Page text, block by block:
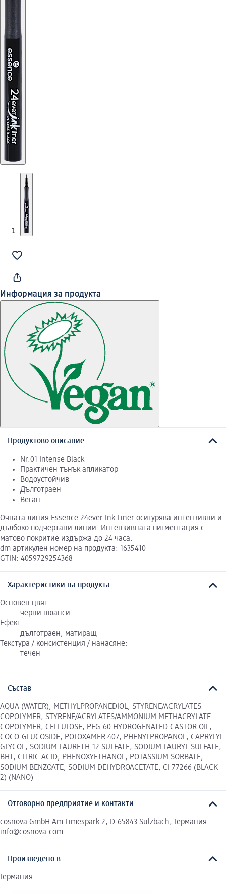
Информация за продукта
Продуктово описание
Nr.01 Intense Black
Практичен тънък апликатор
Водоустойчив
Дълготраен
Веган
Очната линия Essence 24ever Ink Liner осигурява интензивни и
дълбоко подчертани линии. Интензивната пигментация с
матово покритие издържа до 24 часа.
dm артикулен номер на продукта: 1635410
GTIN: 4059729254368
Характеристики на продукта
Основен цвят:
черни нюанси
Ефект:
дълготраен, матиращ
Текстура / консистенция / нанасяне:
течен
Състав
AQUA (WATER), METHYLPROPANEDIOL, STYRENE/ACRYLATES
COPOLYMER, STYRENE/ACRYLATES/AMMONIUM METHACRYLATE
COPOLYMER, CELLULOSE, PEG-60 HYDROGENATED CASTOR OIL,
COCO-GLUCOSIDE, POLOXAMER 407, PHENYLPROPANOL, CAPRYLYL
GLYCOL, SODIUM LAURETH-12 SULFATE, SODIUM LAURYL SULFATE,
BHT, CITRIC ACID, PHENOXYETHANOL, POTASSIUM SORBATE,
SODIUM BENZOATE, SODIUM DEHYDROACETATE, CI 77266 (BLACK
2) (NANO)
Отговорно предприятие и контакти
cosnova GmbH Am Limespark 2, D-65843 Sulzbach, Германия
info@cosnova.com
Произведено в
Германия